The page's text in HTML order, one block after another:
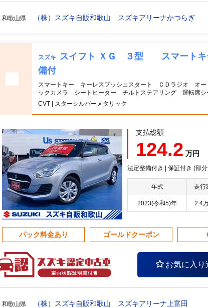
和歌山県 （株）スズキ自販和歌山 スズキアリーナかつらぎ
スズキ
スイフト ＸＧ ３型 スマートキ
備付
スマートキー キーレスプッシュスタート ＣＤラジオ オ
ックカメラ シートヒーター チルトステアリング 運転席
CVT | スターシルバーメタリック
支払総額
124.2 万円
法定整備付き | 保証付き (部
年式 走行
2023(令和5)年 2.4
パック料金あり ゴールドクーポン
お気に入り
和歌山県 （株）スズキ自販和歌山 スズキアリーナ上富田